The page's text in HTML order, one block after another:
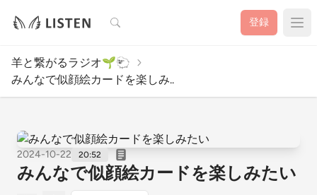
検索 登録
羊と繋がるラジオ🌱🐑
みんなで似顔絵カードを楽しみ..
2024-10-22 20:52
みんなで似顔絵カードを楽しみたい